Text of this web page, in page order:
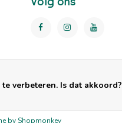
by Shopmonkey
verbeteren. Is dat akkoord?